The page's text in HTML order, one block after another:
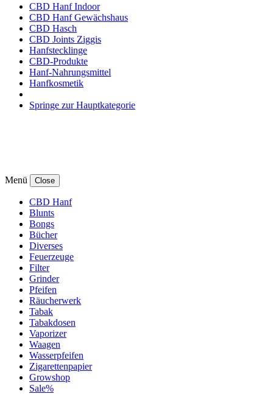
CBD Hanf Indoor
CBD Hanf Gewächshaus
CBD Hasch
CBD Joints Ziggis
Hanfstecklinge
CBD-Produkte
Hanf-Nahrungsmittel
Hanfkosmetik
Springe zur Hauptkategorie
Menü Close
CBD Hanf
Blunts
Bongs
Bücher
Diverses
Feuerzeuge
Filter
Grinder
Pfeifen
Räucherwerk
Tabak
Tabakdosen
Vaporizer
Waagen
Wasserpfeifen
Zigarettenpapier
Growshop
Sale%